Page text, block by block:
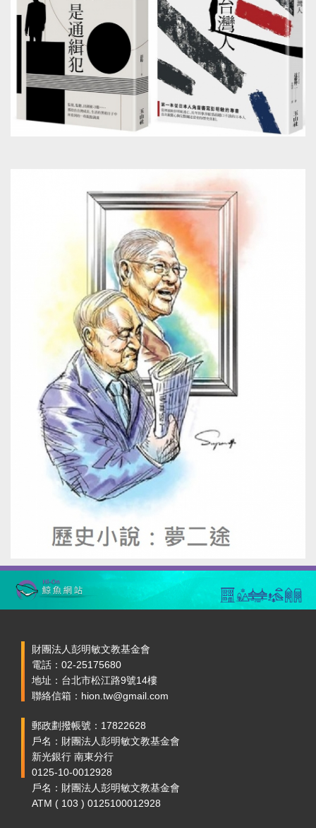
財團法人彭明敏文教基金會
電話：02-25175680
地址：台北市松江路9號14樓
聯絡信箱：hion.tw@gmail.com
郵政劃撥帳號：17822628
戶名：財團法人彭明敏文教基金會
新光銀行 南東分行
0125-10-0012928
戶名：財團法人彭明敏文教基金會
ATM ( 103 ) 0125100012928